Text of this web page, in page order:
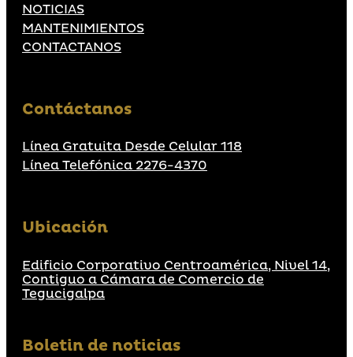
NOTICIAS
MANTENIMIENTOS
CONTACTANOS
Contáctanos
Línea Gratuita Desde Celular 118
Línea Telefónica 2276-4370
Ubicación
Edificio Corporativo Centroamérica, Nivel 14,
Contiguo a Cámara de Comercio de
Tegucigalpa
Boletin de noticias